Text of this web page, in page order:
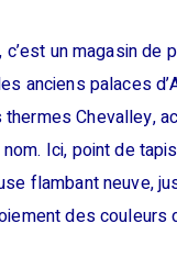
un magasin de
anciens palaces
Chevalley,
Ici, point de
flambant neuve,
des couleurs